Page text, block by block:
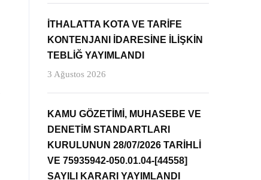
İTHALATTA KOTA VE TARİFE
KONTENJANI İDARESİNE İLİŞKİN
TEBLİĞ YAYIMLANDI
3 Ağustos 2026
KAMU GÖZETİMİ, MUHASEBE VE
DENETİM STANDARTLARI
KURULUNUN 28/07/2026 TARİHLİ
VE 75935942-050.01.04-[44558]
SAYILI KARARI YAYIMLANDI